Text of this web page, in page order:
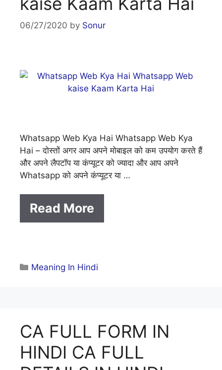
06/27/2020 by Sonur
Whatsapp Web Kya Hai Whatsapp Web Kya
Hai – दोस्तों अगर आप अपने मोबाइल को कम उपयोग करते हैं
और अपने लैपटॉप या कंप्यूटर को ज्यादा और आप अपने
Whatsapp को अपने कंप्यूटर या …
Read More
Categories
Meaning In Hindi
CA FULL FORM IN
HINDI CA FULL